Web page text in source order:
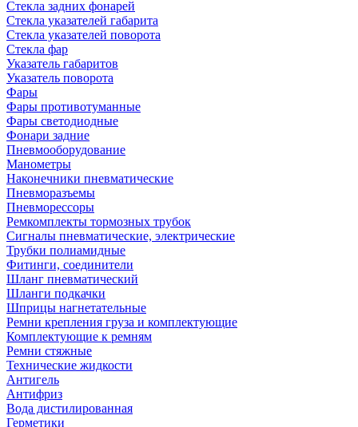
Стекла задних фонарей
Стекла указателей габарита
Стекла указателей поворота
Стекла фар
Указатель габаритов
Указатель поворота
Фары
Фары противотуманные
Фары светодиодные
Фонари задние
Пневмооборудование
Манометры
Наконечники пневматические
Пневморазъемы
Пневморессоры
Ремкомплекты тормозных трубок
Сигналы пневматические, электрические
Трубки полиамидные
Фитинги, соединители
Шланг пневматический
Шланги подкачки
Шприцы нагнетательные
Ремни крепления груза и комплектующие
Комплектующие к ремням
Ремни стяжные
Технические жидкости
Антигель
Антифриз
Вода дистилированная
Герметики